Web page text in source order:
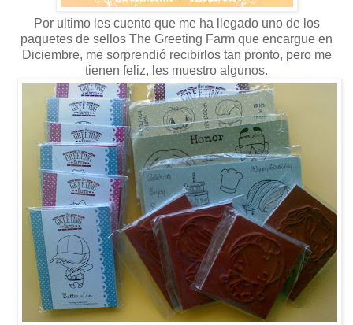
Por ultimo les cuento que me ha llegado uno de los
paquetes de sellos The Greeting Farm que encargue en
Diciembre, me sorprendió recibirlos tan pronto, pero me
tienen feliz, les muestro algunos.